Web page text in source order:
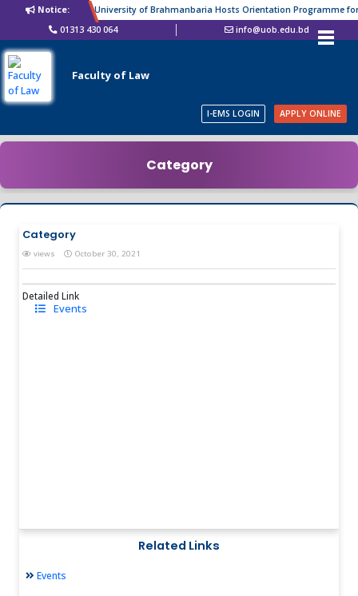
Notice:
University of Brahmanbaria Hosts Orientation Programme for
01313 430 064
info@uob.edu.bd
Faculty of Law
I-EMS LOGIN APPLY ONLINE
Category
Category
views October 30, 2021
Detailed Link
Events
Related Links
Events